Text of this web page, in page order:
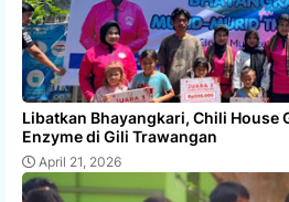
Libatkan Bhayangkari, Chili House
Enzyme di Gili Trawangan
April 21, 2026